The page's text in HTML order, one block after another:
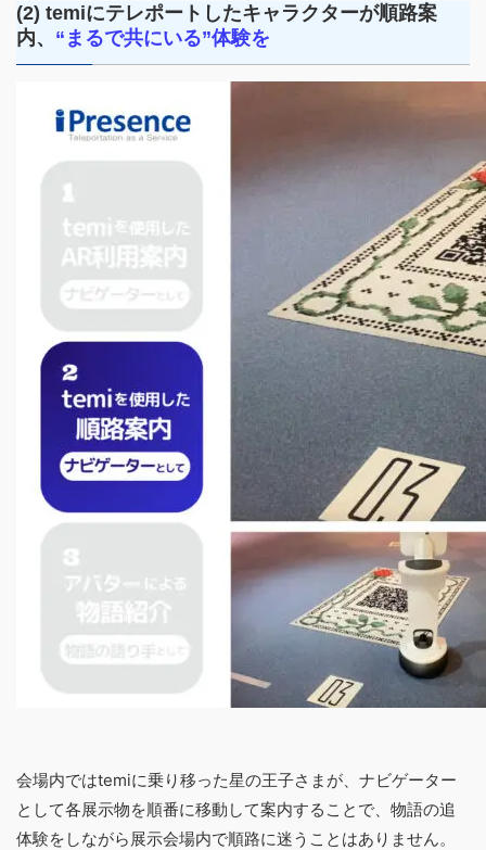
(2) temiにテレポートしたキャラクターが順路案
内、 “まるで共にいる”体験を
会場内ではtemiに乗り移った星の王子さまが、ナビゲーター
として各展示物を順番に移動して案内することで、物語の追
体験をしながら展示会場内で順路に迷うことはありません。